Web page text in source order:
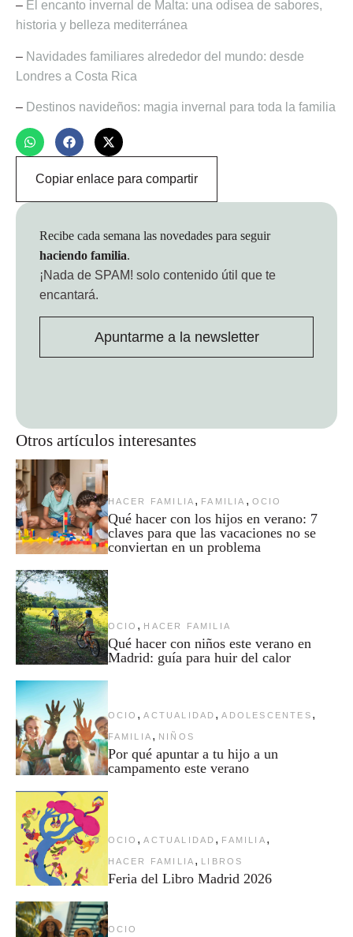
– El encanto invernal de Malta: una odisea de sabores,
historia y belleza mediterránea
– Navidades familiares alrededor del mundo: desde
Londres a Costa Rica
– Destinos navideños: magia invernal para toda la familia
Copiar enlace para compartir
Otros artículos interesantes
HACER FAMILIA , FAMILIA , OCIO
Qué hacer con los hijos en verano: 7
claves para que las vacaciones no se
conviertan en un problema
OCIO , HACER FAMILIA
Qué hacer con niños este verano en
Madrid: guía para huir del calor
OCIO , ACTUALIDAD , ADOLESCENTES ,
FAMILIA , NIÑOS
Por qué apuntar a tu hijo a un
campamento este verano
OCIO , ACTUALIDAD , FAMILIA ,
HACER FAMILIA , LIBROS
Feria del Libro Madrid 2026
OCIO
Recibe cada semana las novedades para seguir
haciendo familia.
¡Nada de SPAM! solo contenido útil que te
encantará.
Apuntarme a la newsletter